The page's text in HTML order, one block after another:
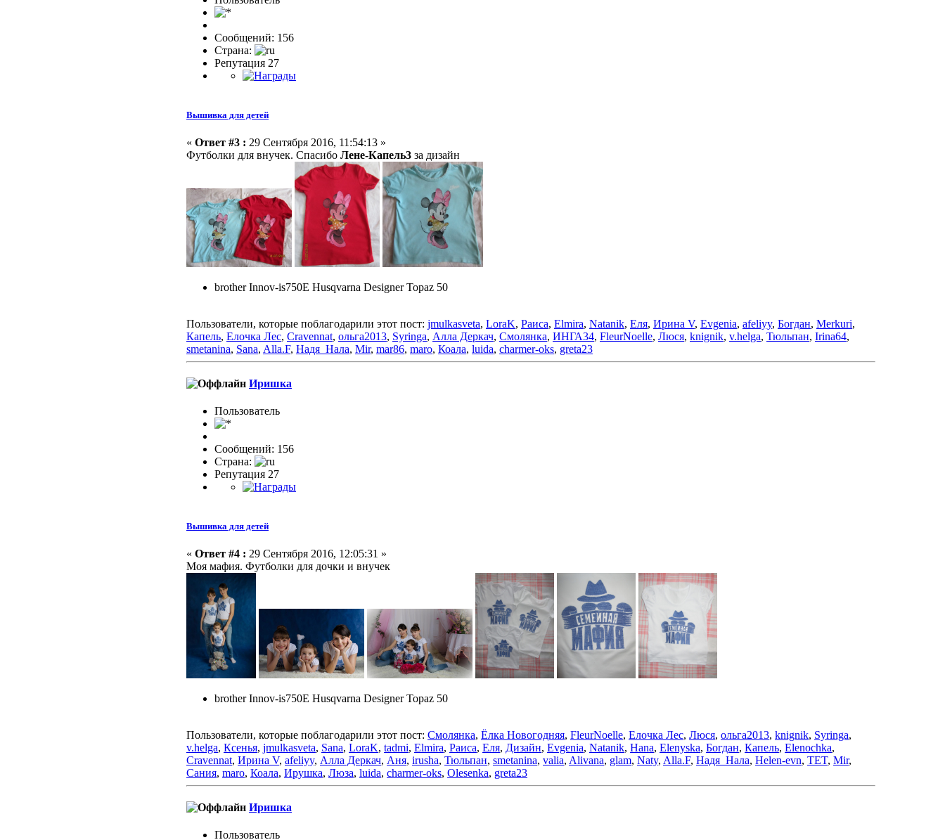
Сообщений: 156
Страна:
Репутация 27
Вышивка для детей
« Ответ #3 : 29 Сентября 2016, 11:54:13 »
Футболки для внучек. Спасибо Лене-Капель3 за дизайн
brother Innov-is750E Husqvarna Designer Topaz 50
Пользователи, которые поблагодарили этот пост: jmulkasveta, LoraK, Раиса, Elmira, Natanik, Еля, Ирина V, Evgenia, afeliyy, Богдан, Merkuri,
Капель, Елочка Лес, Cravennat, ольга2013, Syringa, Алла Деркач, Смолянка, ИНГА34, FleurNoelle, Люся, knignik, v.helga, Тюльпан, Irina64,
smetanina, Sana, Alla.F, Надя_Нала, Mir, mar86, maro, Коала, luida, charmer-oks, greta23
Иришка
Пользовaтeль
Сообщений: 156
Страна:
Репутация 27
Вышивка для детей
« Ответ #4 : 29 Сентября 2016, 12:05:31 »
Моя мафия. Футболки для дочки и внучек
brother Innov-is750E Husqvarna Designer Topaz 50
Пользователи, которые поблагодарили этот пост: Смолянка, Ёлка Новогодняя, FleurNoelle, Елочка Лес, Люся, ольга2013, knignik, Syringa,
v.helga, Ксенья, jmulkasveta, Sana, LoraK, tadmi, Elmira, Раиса, Еля, Дизайн, Evgenia, Natanik, Hana, Elenyska, Богдан, Капель, Elenochka,
Cravennat, Ирина V, afeliyy, Алла Деркач, Аня, irusha, Тюльпан, smetanina, valia, Alivana, glam, Naty, Alla.F, Надя_Нала, Helen-evn, TET, Mir,
Сания, maro, Коала, Ирушка, Люза, luida, charmer-oks, Olesenka, greta23
Иришка
Пользовaтeль